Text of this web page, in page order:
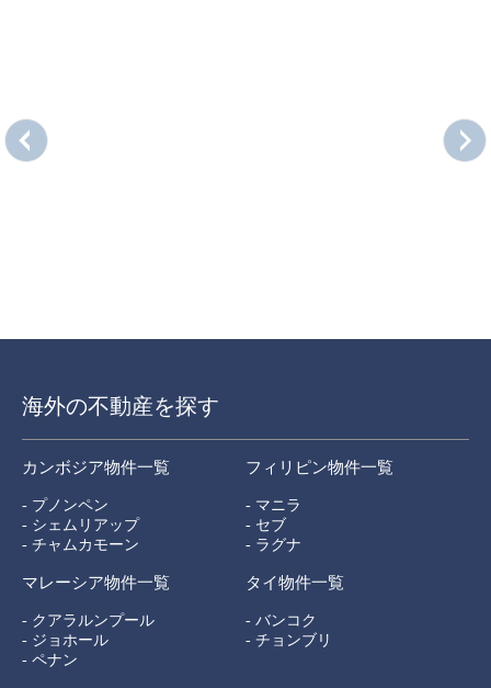
海外の不動産を探す
カンボジア物件一覧
- プノンペン
- シェムリアップ
- チャムカモーン
フィリピン物件一覧
- マニラ
- セブ
- ラグナ
マレーシア物件一覧
- クアラルンプール
- ジョホール
- ペナン
タイ物件一覧
- バンコク
- チョンブリ